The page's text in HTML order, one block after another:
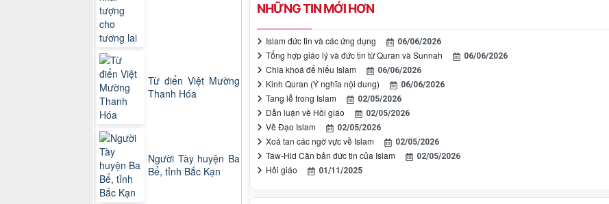
NHỮNG TIN MỚI HƠN
Islam đức tin và các ứng dụng 06/06/2026
Tổng hợp giáo lý và đức tin từ Quran và Sunnah 06/06/2026
Chìa khoá để hiểu Islam 06/06/2026
Kinh Quran (Ý nghĩa nội dung) 06/06/2026
Tang lễ trong Islam 02/05/2026
Dẫn luận về Hồi giáo 02/05/2026
Về Đạo Islam 02/05/2026
Xoá tan các ngờ vực về Islam 02/05/2026
Taw-Hid Căn bản đức tin của Islam 02/05/2026
Hồi giáo 01/11/2025
Từ điển Việt Mường
Thanh Hóa
Người Tày huyện Ba
Bể, tỉnh Bắc Kạn